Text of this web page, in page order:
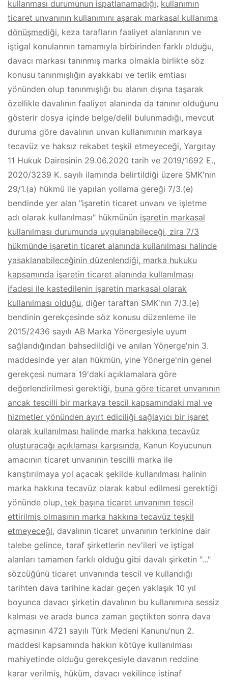
kullanması durumunun ispatlanamadığı, kullanımın
ticaret unvanının kullanımını aşarak markasal kullanıma
dönüşmediği, keza tarafların faaliyet alanlarının ve
iştigal konularının tamamıyla birbirinden farklı olduğu,
davacı markası tanınmış marka olmakla birlikte söz
konusu tanınmışlığın ayakkabı ve terlik emtiası
yönünden olup tanınmışlığı bu alanın dışına taşarak
özellikle davalının faaliyet alanında da tanınır olduğunu
gösterir dosya içinde belge/delil bulunmadığı, mevcut
duruma göre davalının unvan kullanımının markaya
tecavüz ve haksız rekabet teşkil etmeyeceği, Yargıtay
11 Hukuk Dairesinin 29.06.2020 tarih ve 2019/1692 E.,
2020/3239 K. sayılı ilamında belirtildiği üzere SMK'nın
29/1.(a) hükmü ile yapılan yollama gereği 7/3.(e)
bendinde yer alan "işaretin ticaret unvanı ve işletme
adı olarak kullanılması" hükmünün işaretin markasal
kullanılması durumunda uygulanabileceği, zira 7/3
hükmünde işaretin ticaret alanında kullanılması halinde
yasaklanabileceğinin düzenlendiği, marka hukuku
kapsamında işaretin ticaret alanında kullanılması
ifadesi ile kastedilenin işaretin markasal olarak
kullanılması olduğu, diğer taraftan SMK'nın 7/3.(e)
bendinin gerekçesinde söz konusu düzenleme ile
2015/2436 sayılı AB Marka Yönergesiyle uyum
sağlandığından bahsedildiği ve anılan Yönerge'nin 3.
maddesinde yer alan hükmün, yine Yönerge'nin genel
gerekçesi numara 19'daki açıklamalara göre
değerlendirilmesi gerektiği, buna göre ticaret unvanının
ancak tescilli bir markaya tescil kapsamındaki mal ve
hizmetler yönünden ayırt ediciliği sağlayıcı bir işaret
olarak kullanılması halinde marka hakkına tecavüz
oluşturacağı açıklaması karşısında, Kanun Koyucunun
amacının ticaret unvanının tescilli marka ile
karıştırılmaya yol açacak şekilde kullanılması halinin
marka hakkına tecavüz olarak kabul edilmesi gerektiği
yönünde olup, tek başına ticaret unvanının tescil
ettirilmiş olmasının marka hakkına tecavüz teşkil
etmeyeceği, davalının ticaret unvanının terkinine dair
talebe gelince, taraf şirketlerin nev'ileri ve iştigal
alanları tamamen farklı olduğu gibi davalı şirketin "..."
sözcüğünü ticaret unvanında tescil ve kullandığı
tarihten dava tarihine kadar geçen yaklaşık 10 yıl
boyunca davacı şirketin davalının bu kullanımına sessiz
kalması ve arada bunca zaman geçtikten sonra dava
açmasının 4721 sayılı Türk Medeni Kanunu’nun 2.
maddesi kapsamında hakkın kötüye kullanılması
mahiyetinde olduğu gerekçesiyle davanın reddine
karar verilmiş, hüküm, davacı vekilince istinaf